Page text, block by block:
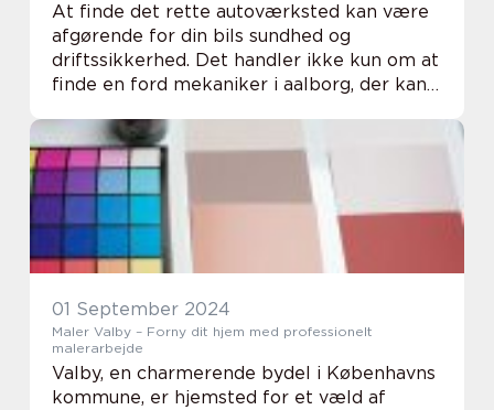
At finde det rette autoværksted kan være
afgørende for din bils sundhed og
driftssikkerhed. Det handler ikke kun om at
finde en ford mekaniker i aalborg, der kan
også at et...
01 September 2024
Maler Valby – Forny dit hjem med professionelt
malerarbejde
Valby, en charmerende bydel i Københavns
kommune, er hjemsted for et væld af